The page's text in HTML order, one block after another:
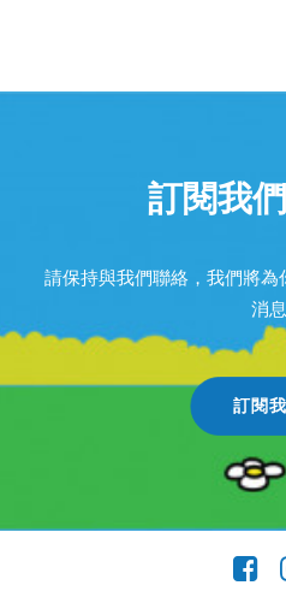
訂閱我
請保持與我們聯絡，我們將為
消息
訂閱